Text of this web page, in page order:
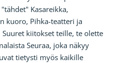
Kasareikka,
kuoro, Pihka-teatteri ja
kiitokset teille, te olette
Seuraa, joka näkyy
tietysti myös kaikille